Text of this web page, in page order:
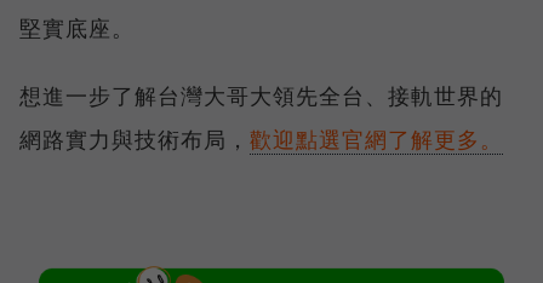
堅實底座。
想進一步了解台灣大哥大領先全台、接軌世界的
網路實力與技術布局， 歡迎點選官網了解更多。